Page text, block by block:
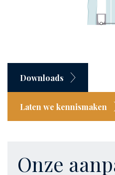
Downloads
Laten we kennismaken
Onze